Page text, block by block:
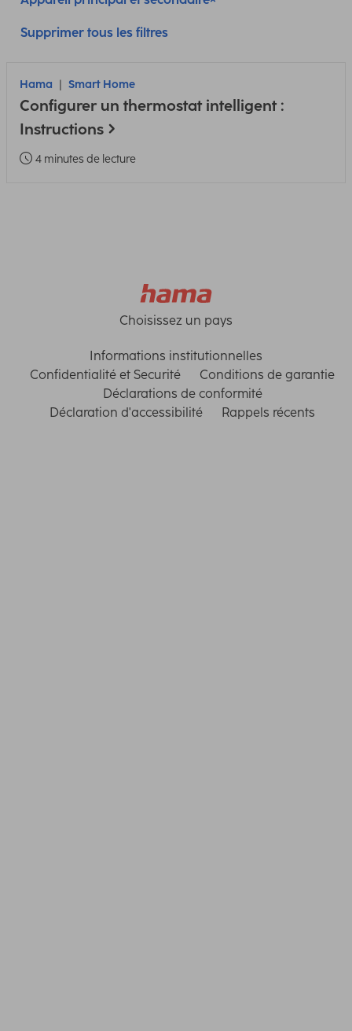
Supprimer tous les filtres
Hama Smart Home
Configurer un thermostat intelligent :
Instructions
4 minutes de lecture
Choisissez un pays
Informations institutionnelles
Confidentialité et Securité
Conditions de garantie
Déclarations de conformité
Déclaration d'accessibilité
Rappels récents